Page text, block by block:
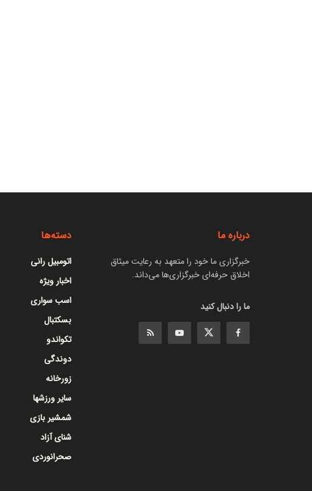
درباره ما
خبرگزاری ما خود را متعهد به رعایت میثاق
اخلاق حرفه‌ای خبرگزاری‌ها می‌داند.
ما را دنبال کنید
دسته‌ها
اتومبیل رانی
اخبار ویژه
اسب سواری
بسکتبال
تکواندو
دوندگی
زورخانه
سایر ورزشها
شمشیر بازی
شنای آزاد
صحرانوردی